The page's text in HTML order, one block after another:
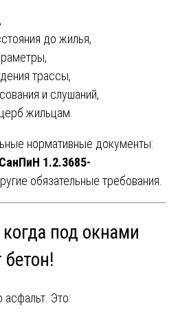
до жилья,
трассы,
и слушаний,
жильцам.
нормативные документы:
СанПиН 1.2.3685-
обязательные требования.
под окнами
асфальт. Это: